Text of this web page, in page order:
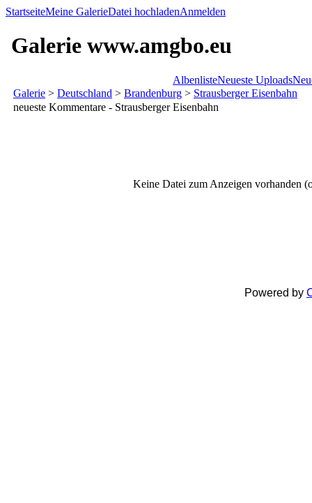
StartseiteMeine GalerieDatei hochladenAnmelden
Galerie www.amgbo.eu
AlbenlisteNeueste Uploads
Galerie > Deutschland > Brandenburg > Strausberger Eisenbahn
neueste Kommentare - Strausberger Eisenbahn
Keine Datei zum Anzeigen vorhanden
Powered by